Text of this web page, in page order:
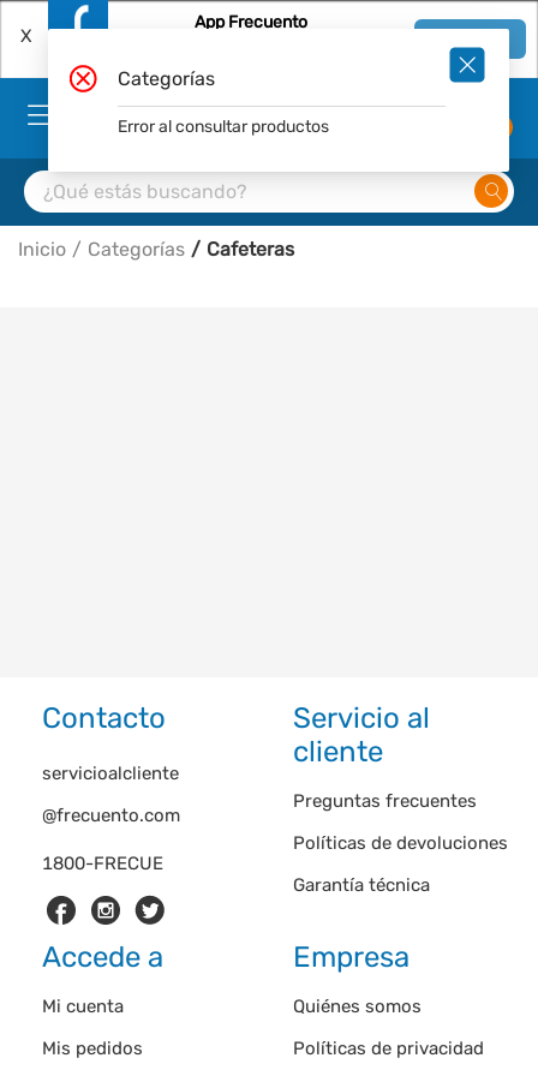
X
App Frecuento
Inicio Categorías Cafeteras
Contacto
1800-FRECUE
servicioalcliente
@frecuento.com
Servicio al
cliente
Preguntas frecuentes
Políticas de devoluciones
Garantía técnica
Accede a
Mi cuenta
Mis pedidos
Empresa
Quiénes somos
Políticas de privacidad
Categorías
Error al consultar productos